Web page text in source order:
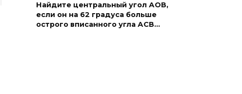
Найдите центральный угол АОВ,
если он на 62 градуса больше
острого вписанного угла АСВ…